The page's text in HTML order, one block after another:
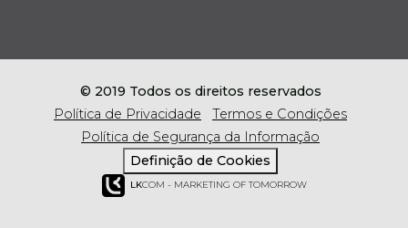
© 2019 Todos os direitos reservados
Política de Privacidade
Termos e Condições
Política de Segurança da Informação
Definição de Cookies
LKCOM - MARKETING OF TOMORROW